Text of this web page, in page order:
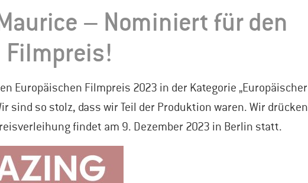
– Nominiert für den
Filmpreis!
Europäischen Filmpreis 2023 in der Kategorie „Europäischer
sind so stolz, dass wir Teil der Produktion waren. Wir drücken
findet am 9. Dezember 2023 in Berlin statt.